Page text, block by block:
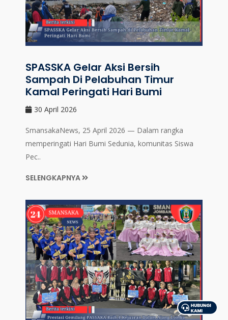
SPASSKA Gelar Aksi Bersih
Sampah Di Pelabuhan Timur
Kamal Peringati Hari Bumi
30 April 2026
SmansakaNews, 25 April 2026 — Dalam rangka
memperingati Hari Bumi Sedunia, komunitas Siswa
Pec..
SELENGKAPNYA